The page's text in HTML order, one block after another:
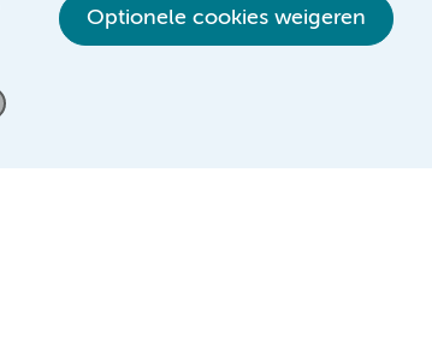
Optionele cookies weigeren
Verwijzen & diagnostiek